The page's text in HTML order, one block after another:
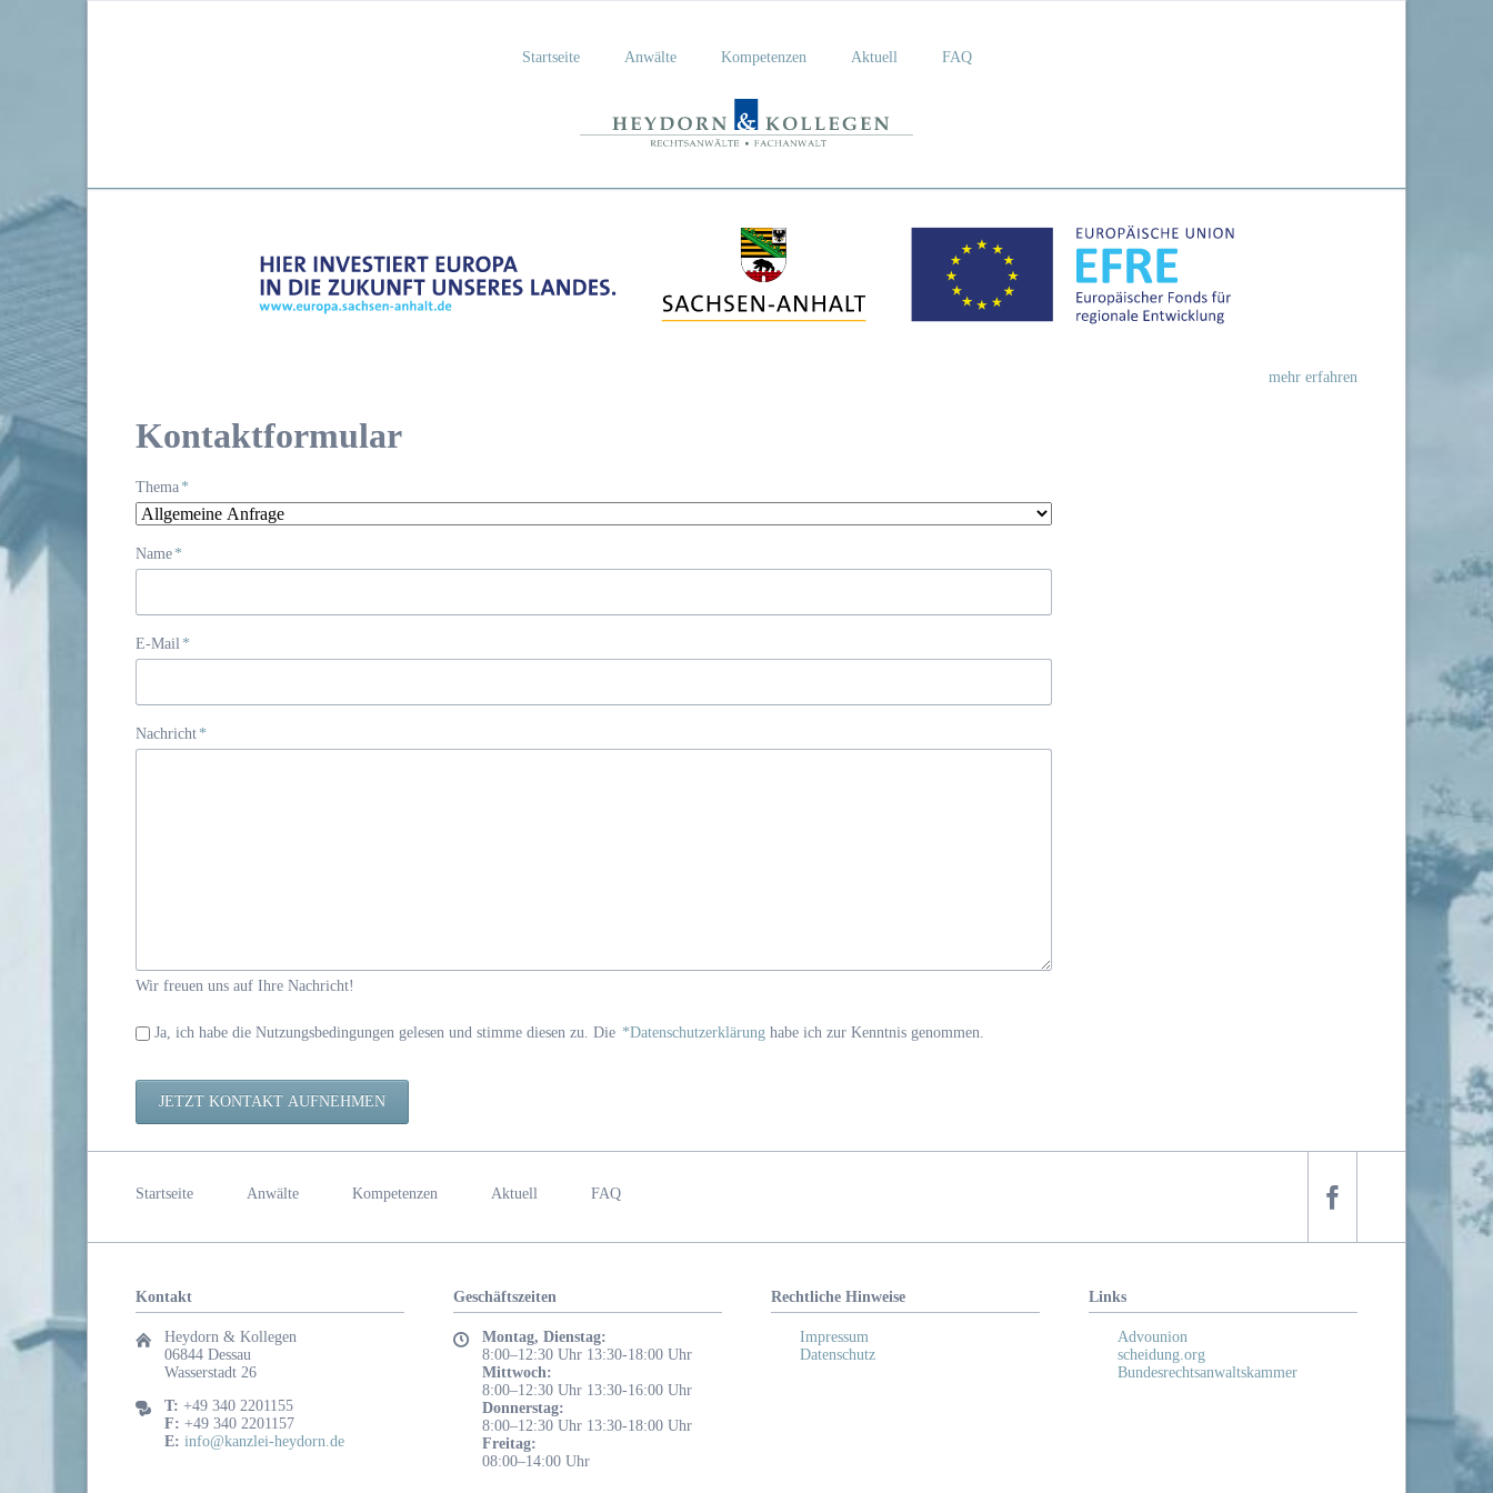
Startseite Anwälte
Susan Heydorn-Leupold
Marie-Luise Theuner
Kompetenzen
Sozialrecht
Verkehrsrecht
Familienrecht
Strafrecht
Aktuell FAQ
mehr erfahren
Kontaktformular
Pflichtfeld
Thema *
Pflichtfeld
Name *
Pflichtfeld
E-Mail *
Pflichtfeld
Nachricht *
Wir freuen uns auf Ihre Nachricht!
Pflichtfeld
Ja, ich habe die Nutzungsbedingungen gelesen und stimme diesen zu. Die *Datenschutzerklärung habe ich zur Kenntnis genommen.
JETZT KONTAKT AUFNEHMEN
Startseite
Anwälte Kompetenzen Aktuell FAQ
Kontakt
Heydorn & Kollegen
06844 Dessau
Wasserstadt 26
T: +49 340 2201155
F: +49 340 2201157
E: info@kanzlei-heydorn.de
Geschäftszeiten
Montag, Dienstag:
8:00–12:30 Uhr 13:30-18:00 Uhr
Mittwoch:
8:00–12:30 Uhr 13:30-16:00 Uhr
Donnerstag:
8:00–12:30 Uhr 13:30-18:00 Uhr
Freitag:
08:00–14:00 Uhr
Rechtliche Hinweise
Impressum
Datenschutz
Links
Advounion
scheidung.org
Bundesrechtsanwaltskammer